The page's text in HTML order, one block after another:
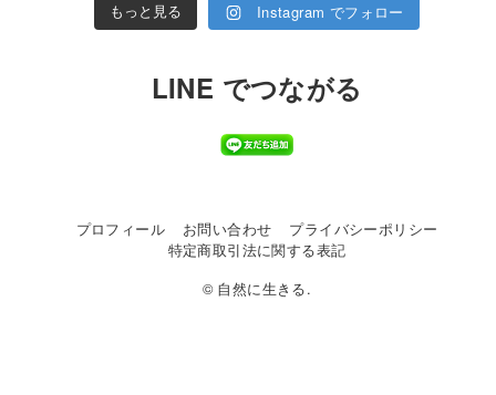
もっと見る Instagram でフォロー
LINE でつながる
プロフィール お問い合わせ
プライバシーポリシー
特定商取引法に関する表記
© 自然に生きる.